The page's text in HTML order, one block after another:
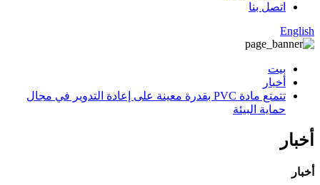
اتصل بنا
English
بيت
أخبار
تتمتع مادة PVC بقدرة معينة على إعادة التدوير في مجال
حماية البيئة
أخبار
أخبار